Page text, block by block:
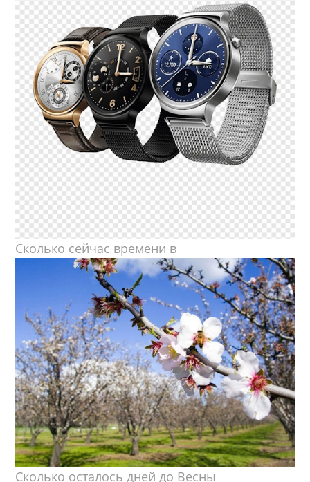
Сколько сейчас времени в
Сколько осталось дней до Весны